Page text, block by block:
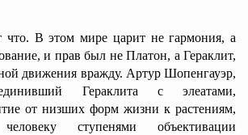
что. В этом мире царит не гармония, а
и прав был не Платон, а Гераклит,
движения вражду. Артур Шопенгауэр,
Гераклита с элеатами,
от низших форм жизни к растениям,
ступенями объективации